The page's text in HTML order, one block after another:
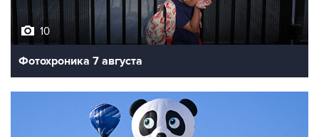
10
Фотохроника 7 августа